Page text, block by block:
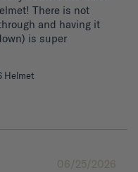
There is not
and having it
is super
Helmet
06/25/2026